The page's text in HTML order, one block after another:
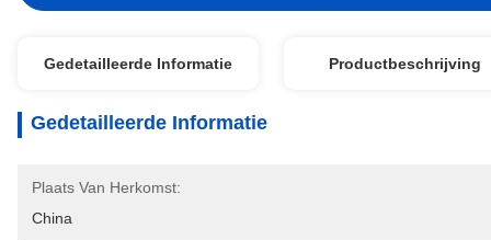
Gedetailleerde Informatie Productbeschrijving
Gedetailleerde Informatie
Plaats Van Herkomst:
China